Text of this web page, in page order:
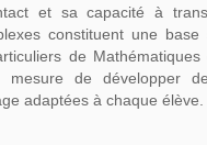
et sa capacité à
constituent une base
de Mathématiques
de développer
adaptées à chaque élève.